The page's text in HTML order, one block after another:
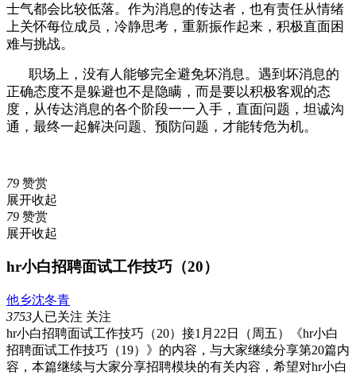
士气都会比较低落。作为消息的传达者，也有责任从情绪
上关怀每位成员，冷静思考，重新振作起来，积极直面困
难与挑战。
职场上，没有人能够完全避免坏消息。遇到坏消息的
正确态度不是躲避也不是隐瞒，而是要以积极客观的态
度，从传达消息的各个阶段一一入手，直面问题，坦诚沟
通，最终一起解决问题、预防问题，才能转危为机。
79 赞赏
展开收起
79 赞赏
展开收起
hr小白招聘面试工作技巧（20）
他乡沈冬青
3753人已关注 关注
hr小白招聘面试工作技巧（20）接1月22日（周五）《hr小白
招聘面试工作技巧（19）》的内容，与大家继续分享第20篇内
容，本篇继续与大家分享招聘模块的有关内容，希望对hr小白